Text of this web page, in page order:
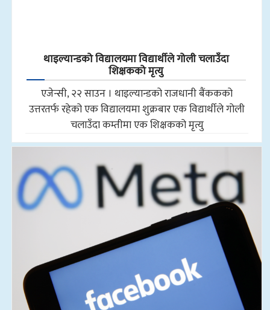
थाइल्यान्डको विद्यालयमा विद्यार्थीले गोली चलाउँदा
शिक्षकको मृत्यु
एजेन्सी, २२ साउन । थाइल्यान्डको राजधानी बैंककको
उत्तरतर्फ रहेको एक विद्यालयमा शुक्रबार एक विद्यार्थीले गोली
चलाउँदा कम्तीमा एक शिक्षकको मृत्यु